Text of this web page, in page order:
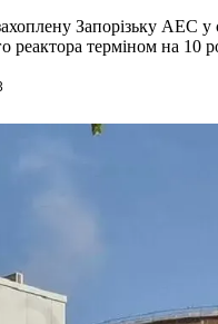
захоплену Запорізьку
реактора терміном на 10